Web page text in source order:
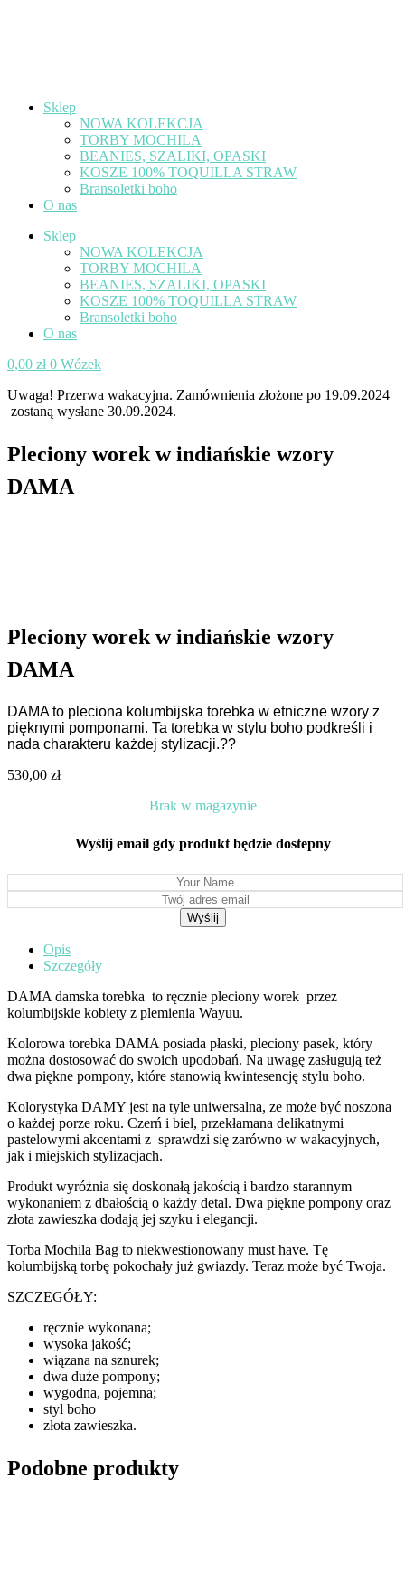
Sklep
NOWA KOLEKCJA
TORBY MOCHILA
BEANIES, SZALIKI, OPASKI
KOSZE 100% TOQUILLA STRAW
Bransoletki boho
O nas
Sklep
NOWA KOLEKCJA
TORBY MOCHILA
BEANIES, SZALIKI, OPASKI
KOSZE 100% TOQUILLA STRAW
Bransoletki boho
O nas
0,00 zł 0 Wózek
Uwaga! Przerwa wakacyjna. Zamównienia złożone po 19.09.2024
zostaną wysłane 30.09.2024.
Pleciony worek w indiańskie wzory
DAMA
Pleciony worek w indiańskie wzory
DAMA
DAMA to pleciona kolumbijska torebka w etniczne wzory z
pięknymi pomponami. Ta torebka w stylu boho podkreśli i
nada charakteru każdej stylizacji.??
530,00 zł
Brak w magazynie
Wyślij email gdy produkt będzie dostepny
Opis
Szczegóły
DAMA damska torebka to ręcznie pleciony worek przez
kolumbijskie kobiety z plemienia Wayuu.
Kolorowa torebka DAMA posiada płaski, pleciony pasek, który
można dostosować do swoich upodobań. Na uwagę zasługują też
dwa piękne pompony, które stanowią kwintesencję stylu boho.
Kolorystyka DAMY jest na tyle uniwersalna, ze może być noszona
o każdej porze roku. Czerń i biel, przekłamana delikatnymi
pastelowymi akcentami z sprawdzi się zarówno w wakacyjnych,
jak i miejskich stylizacjach.
Produkt wyróżnia się doskonałą jakością i bardzo starannym
wykonaniem z dbałością o każdy detal. Dwa piękne pompony oraz
złota zawieszka dodają jej szyku i elegancji.
Torba Mochila Bag to niekwestionowany must have. Tę
kolumbijską torbę pokochały już gwiazdy. Teraz może być Twoja.
SZCZEGÓŁY:
ręcznie wykonana;
wysoka jakość;
wiązana na sznurek;
dwa duże pompony;
wygodna, pojemna;
styl boho
złota zawieszka.
Podobne produkty